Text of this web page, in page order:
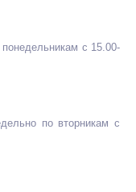
с 15.00-
по вторникам с